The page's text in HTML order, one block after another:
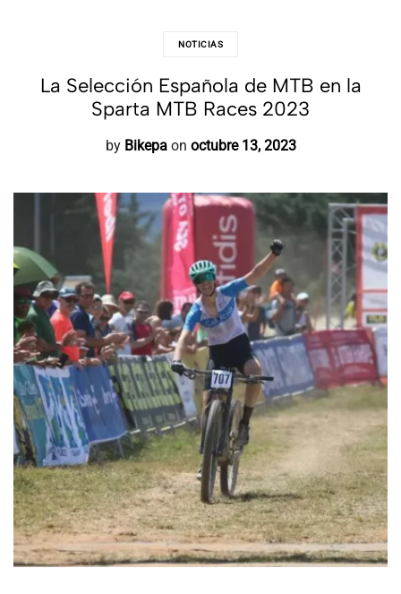
NOTICIAS
La Selección Española de MTB en la
Sparta MTB Races 2023
by Bikepa on octubre 13, 2023